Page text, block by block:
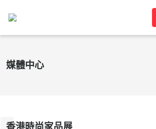
媒體中心